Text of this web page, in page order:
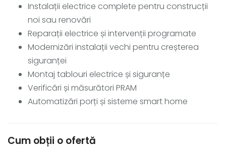
Instalații electrice complete pentru construcții
noi sau renovări
Reparații electrice și intervenții programate
Modernizări instalații vechi pentru creșterea
siguranței
Montaj tablouri electrice și siguranțe
Verificări și măsurători PRAM
Automatizări porți și sisteme smart home
Cum obții o ofertă